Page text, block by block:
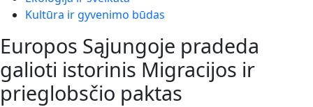
Kultūra ir gyvenimo būdas
Europos Sąjungoje pradeda
galioti istorinis Migracijos ir
prieglobsčio paktas